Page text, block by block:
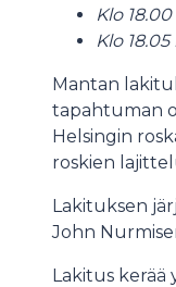
Klo
Klo
Mantan
tapahtuman
Helsingin
roskien
Lakituksen
John
Lakitus